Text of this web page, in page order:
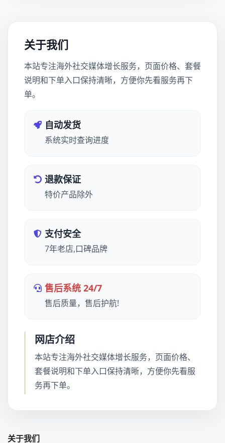
关于我们
本站专注海外社交媒体增长服务，页面价格、套餐
说明和下单入口保持清晰，方便你先看服务再下
单。
自动发货
系统实时查询进度
退款保证
特价产品除外
支付安全
7年老店,口碑品牌
售后系统 24/7
售后质量，售后护航!
网店介绍
本站专注海外社交媒体增长服务，页面价格、
套餐说明和下单入口保持清晰，方便你先看服
务再下单。
关于我们